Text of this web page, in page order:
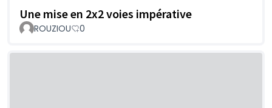
Une mise en 2x2 voies impérative
ROUZIOU 0